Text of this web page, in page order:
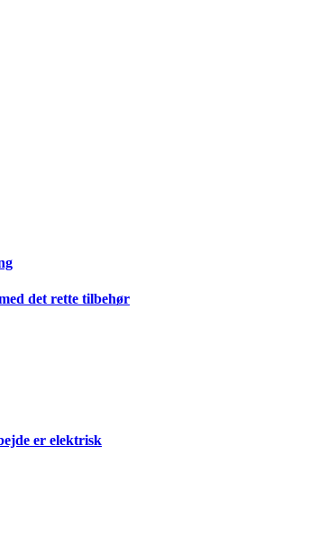
det rette tilbehør
er elektrisk